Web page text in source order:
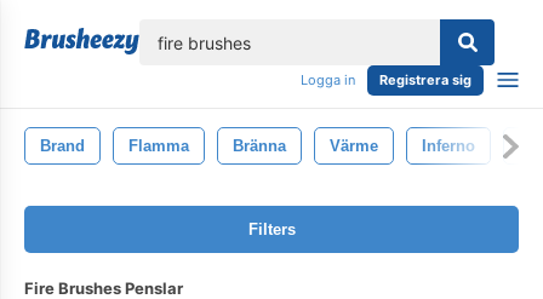
Logga in Registrera sig
Brand Flamma Bränna Värme Inferno
Filters
Fire Brushes Penslar